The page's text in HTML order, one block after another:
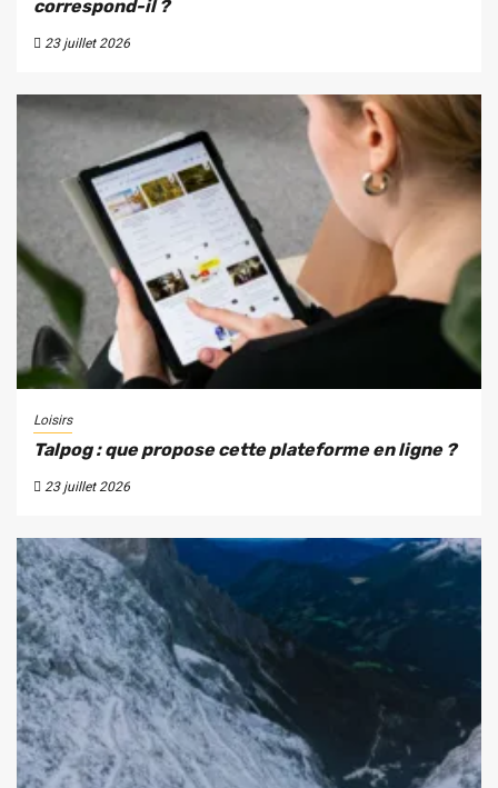
correspond-il ?
23 juillet 2026
Loisirs
Talpog : que propose cette plateforme en ligne ?
23 juillet 2026